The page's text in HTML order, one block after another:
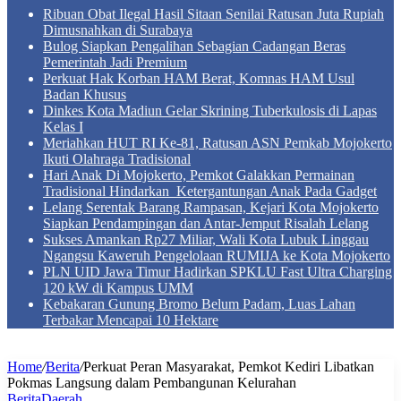
Ribuan Obat Ilegal Hasil Sitaan Senilai Ratusan Juta Rupiah
Dimusnahkan di Surabaya
Bulog Siapkan Pengalihan Sebagian Cadangan Beras
Pemerintah Jadi Premium
Perkuat Hak Korban HAM Berat, Komnas HAM Usul
Badan Khusus
Dinkes Kota Madiun Gelar Skrining Tuberkulosis di Lapas
Kelas I
Meriahkan HUT RI Ke-81, Ratusan ASN Pemkab Mojokerto
Ikuti Olahraga Tradisional
Hari Anak Di Mojokerto, Pemkot Galakkan Permainan
Tradisional Hindarkan Ketergantungan Anak Pada Gadget
Lelang Serentak Barang Rampasan, Kejari Kota Mojokerto
Siapkan Pendampingan dan Antar-Jemput Risalah Lelang
Sukses Amankan Rp27 Miliar, Wali Kota Lubuk Linggau
Ngangsu Kaweruh Pengelolaan RUMIJA ke Kota Mojokerto
PLN UID Jawa Timur Hadirkan SPKLU Fast Ultra Charging
120 kW di Kampus UMM
Kebakaran Gunung Bromo Belum Padam, Luas Lahan
Terbakar Mencapai 10 Hektare
Home/Berita/Perkuat Peran Masyarakat, Pemkot Kediri Libatkan
Pokmas Langsung dalam Pembangunan Kelurahan